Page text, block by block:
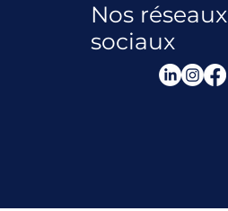
Nos réseaux
sociaux